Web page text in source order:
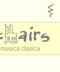
clasica